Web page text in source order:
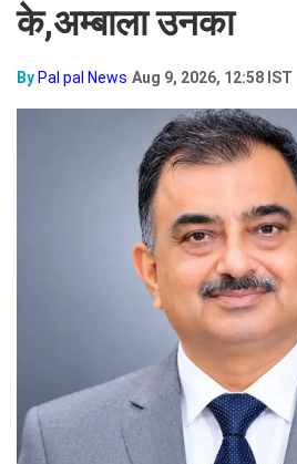
के,अम्बाला उनका
By Pal pal News Aug 9, 2026, 12:58 IST